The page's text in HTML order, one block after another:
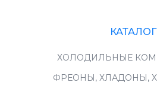
КАТАЛОГ
ХОЛОДИЛЬНЫЕ
ФРЕОНЫ, ХЛАДОНЫ,